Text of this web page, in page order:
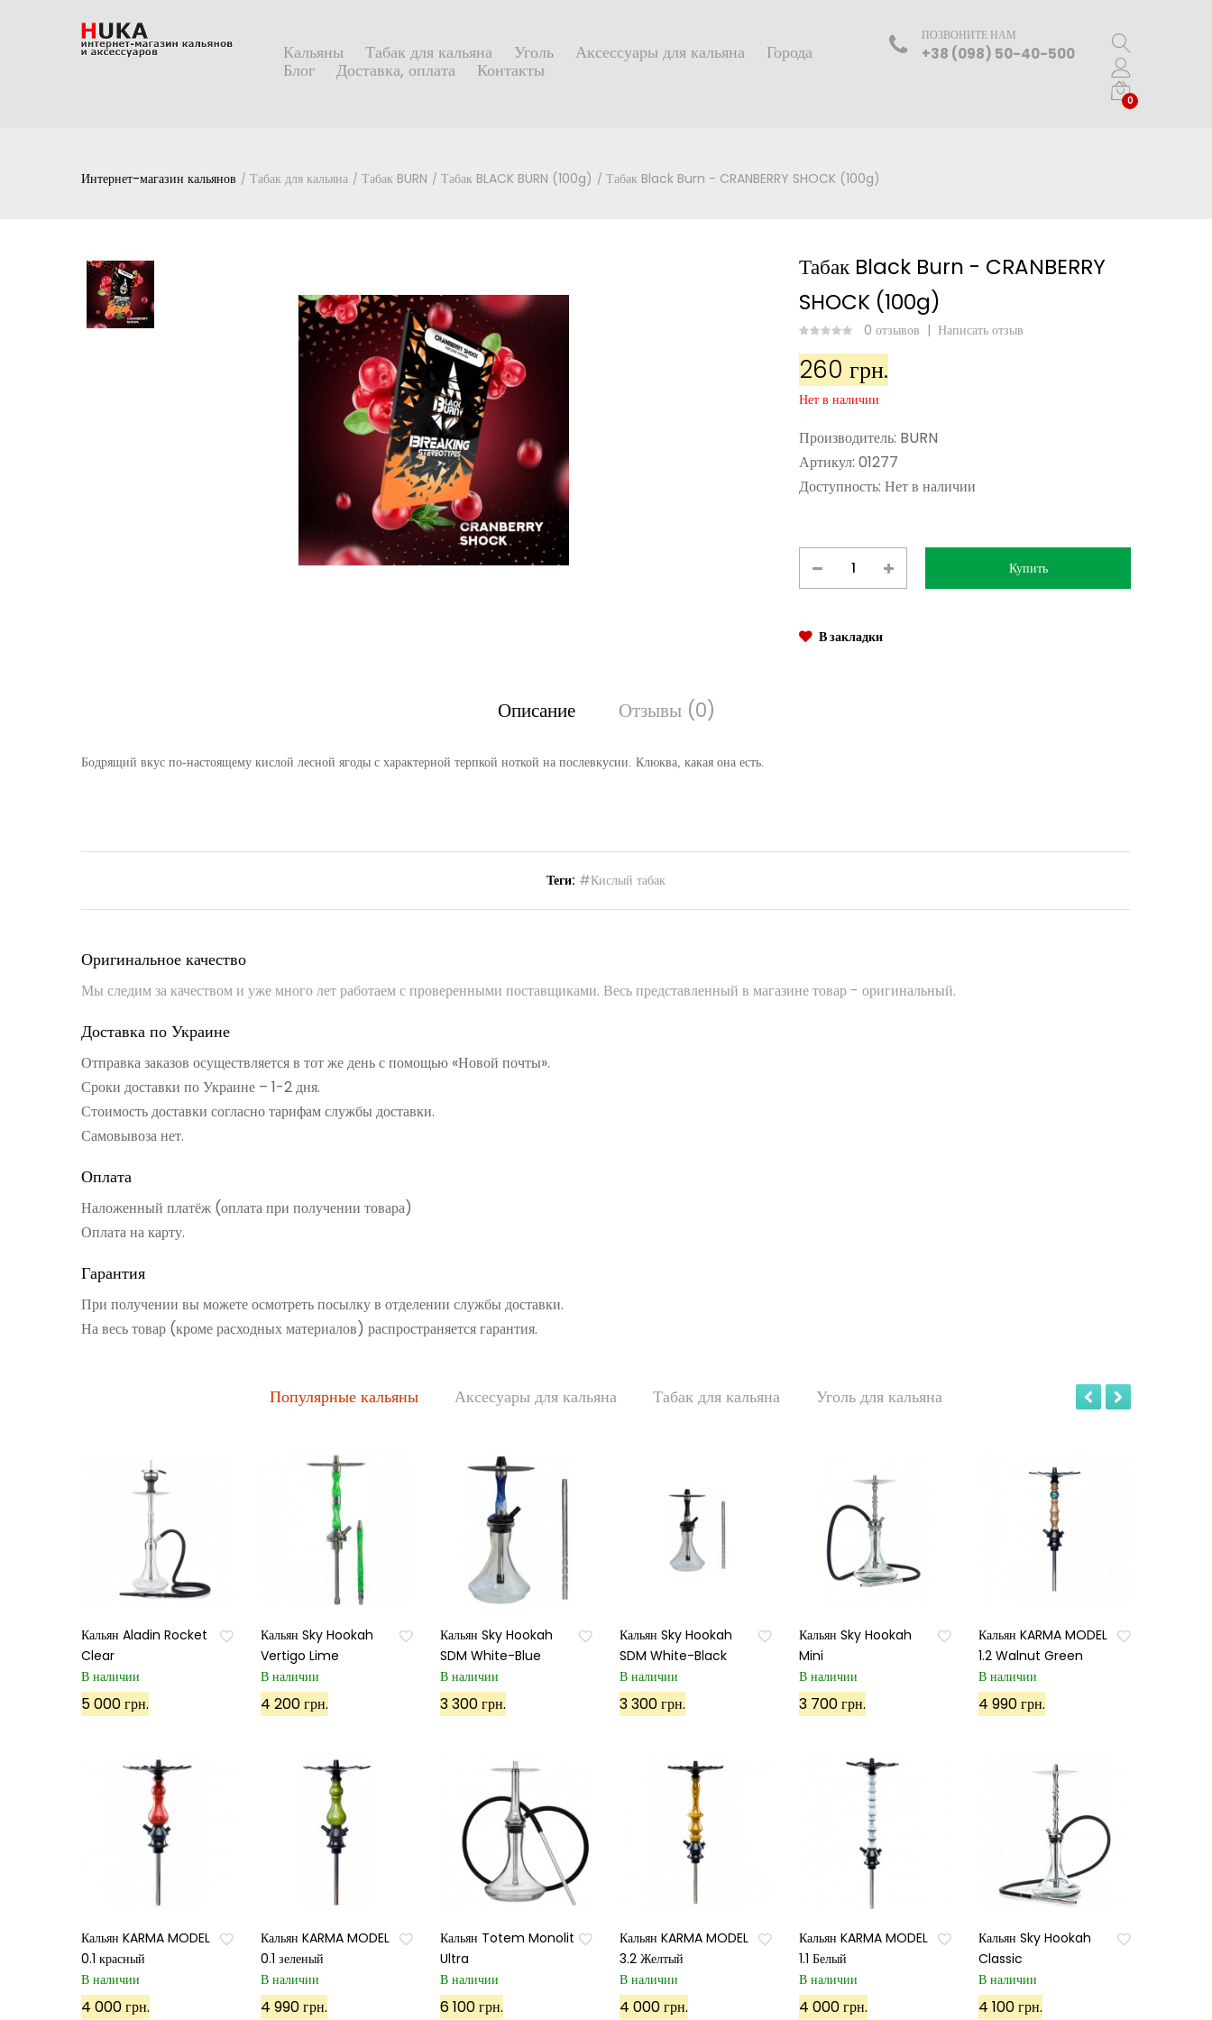
Кальяны Табак для кальяна Уголь Аксессуары для кальяна
Города
Блог
Доставка, оплата Контакты
ПОЗВОНИТЕ НАМ
+38 (098) 50-40-500
0
Интернет-магазин кальянов Табак для кальяна Табак BURN Табак BLACK BURN (100g) Табак Black Burn - CRANBERRY SHOCK (100g)
Табак Black Burn - CRANBERRY
SHOCK (100g)
0 отзывов | Написать отзыв
260 грн.
Нет в наличии
Производитель: BURN
Артикул: 01277
Доступность: Нет в наличии
В закладки
Описание Отзывы (0)
Бодрящий вкус по-настоящему кислой лесной ягоды с характерной терпкой ноткой на послевкусии. Клюква, какая она есть.
Теги: #Кислый табак
Оригинальное качество
Мы следим за качеством и уже много лет работаем с проверенными поставщиками. Весь представленный в магазине товар - оригинальный.
Доставка по Украине
Отправка заказов осуществляется в тот же день с помощью «Новой почты».
Сроки доставки по Украине – 1-2 дня.
Стоимость доставки согласно тарифам службы доставки.
Самовывоза нет.
Оплата
Наложенный платёж (оплата при получении товара)
Оплата на карту.
Гарантия
При получении вы можете осмотреть посылку в отделении службы доставки.
На весь товар (кроме расходных материалов) распространяется гарантия.
Популярные кальяны Аксесуары для кальяна Табак для кальяна Уголь для кальяна
Кальян Aladin Rocket
Clear
В наличии
5 000 грн.
Кальян Sky Hookah
Vertigo Lime
В наличии
4 200 грн.
Кальян Sky Hookah
SDM White-Blue
В наличии
3 300 грн.
Кальян Sky Hookah
SDM White-Black
В наличии
3 300 грн.
Кальян Sky Hookah
Mini
В наличии
3 700 грн.
Кальян KARMA MODEL
1.2 Walnut Green
В наличии
4 990 грн.
Кальян KARMA MODEL
0.1 красный
В наличии
4 000 грн.
Кальян KARMA MODEL
0.1 зеленый
В наличии
4 990 грн.
Кальян Totem Monolit
Ultra
В наличии
6 100 грн.
Кальян KARMA MODEL
3.2 Желтый
В наличии
4 000 грн.
Кальян KARMA MODEL
1.1 Белый
В наличии
4 000 грн.
Кальян Sky Hookah
Classic
В наличии
4 100 грн.